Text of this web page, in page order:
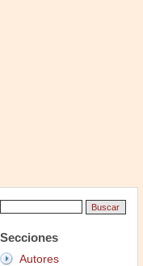
Secciones
Autores